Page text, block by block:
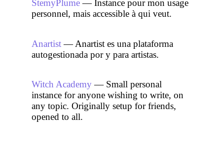
StemyPlume— Instance pour mon usage
personnel, mais accessible à qui veut.
Anartist— Anartist es una plataforma
autogestionada por y para artistas.
Witch Academy— Small personal
instance for anyone wishing to write, on
any topic. Originally setup for friends,
opened to all.